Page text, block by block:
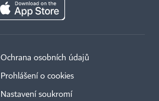
Ochrana osobních údajů
Prohlášení o cookies
Nastavení soukromí